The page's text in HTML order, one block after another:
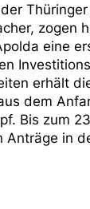
zogen
eine
erhält
dem
Bis zum
Anträge in